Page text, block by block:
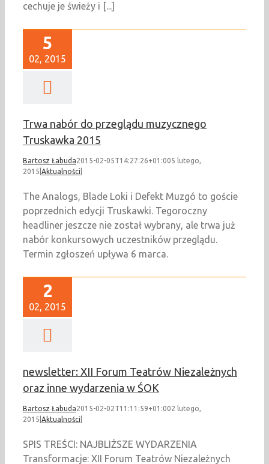
cechuje je świeży i [...]
5
02, 2015
Trwa nabór do przeglądu muzycznego
Truskawka 2015
Bartosz Łabuda2015-02-05T14:27:26+01:005 lutego,
2015 Aktualności
The Analogs, Blade Loki i Defekt Muzgó to goście
poprzednich edycji Truskawki. Tegoroczny
headliner jeszcze nie został wybrany, ale trwa już
nabór konkursowych uczestników przeglądu.
Termin zgłoszeń upływa 6 marca.
2
02, 2015
newsletter: XII Forum Teatrów Niezależnych
oraz inne wydarzenia w ŚOK
Bartosz Łabuda2015-02-02T11:11:59+01:002 lutego,
2015 Aktualności
SPIS TREŚCI: NAJBLIŻSZE WYDARZENIA
Transformacje: XII Forum Teatrów Niezależnych